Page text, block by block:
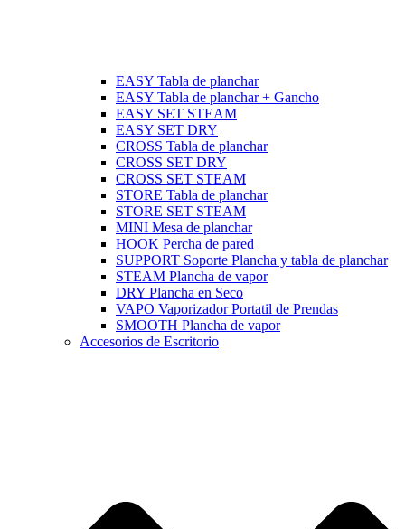
EASY Tabla de planchar
EASY Tabla de planchar + Gancho
EASY SET STEAM
EASY SET DRY
CROSS Tabla de planchar
CROSS SET DRY
CROSS SET STEAM
STORE Tabla de planchar
STORE SET STEAM
MINI Mesa de planchar
HOOK Percha de pared
SUPPORT Soporte Plancha y tabla de planchar
STEAM Plancha de vapor
DRY Plancha en Seco
VAPO Vaporizador Portatil de Prendas
SMOOTH Plancha de vapor
Accesorios de Escritorio